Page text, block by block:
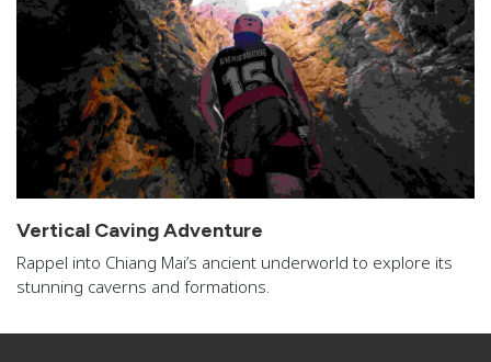
Vertical Caving Adventure
Rappel into Chiang Mai’s ancient underworld to explore its
stunning caverns and formations.